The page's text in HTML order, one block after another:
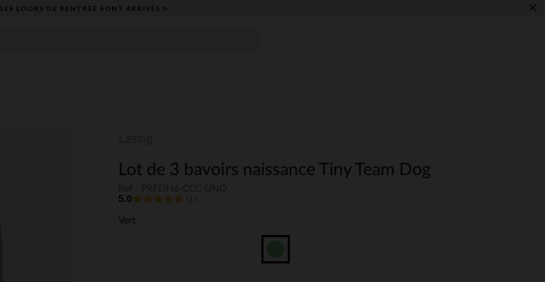
LES LOOKS DE RENTRÉE SONT ARRIVÉS ✨ ×
Lot de 3 bavoirs naissance Tiny Team Dog
5.0
Vert